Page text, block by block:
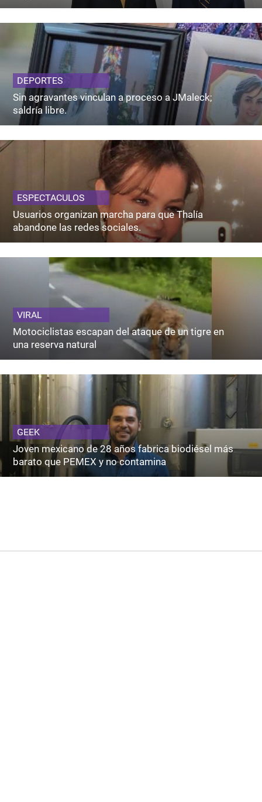
DEPORTES
Sin agravantes vinculan a proceso a JMaleck;
saldría libre.
ESPECTACULOS
Usuarios organizan marcha para que Thalía
abandone las redes sociales.
VIRAL
Motociclistas escapan del ataque de un tigre en
una reserva natural
GEEK
Joven mexicano de 28 años fabrica biodiésel más
barato que PEMEX y no contamina